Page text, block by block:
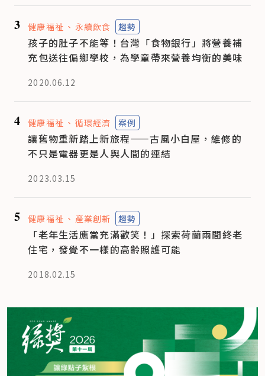
3 健康福祉 永續飲食 趨勢
孩子的肚子不能等！台灣「食物銀行」將營養補
充包送往偏鄉學校，為學童帶來營養均衡的美味
2020.06.12
4 健康福祉 循環經濟 案例
讓舊物重新踏上新旅程——古風小白屋，維修的
不只是電器更是人與人間的連結
2023.03.15
5 健康福祉 產業創新 趨勢
「老年生活應當充滿歡笑！」探索荷蘭兩間終老
住宅，發覺不一樣的高齡照護可能
2018.02.15